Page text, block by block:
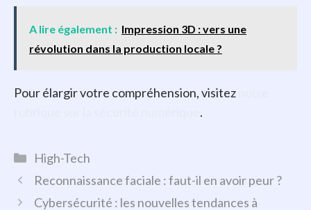
A lire également : Impression 3D : vers une
révolution dans la production locale ?
Pour élargir votre compréhension, visitez
.
Catégories
High-Tech
Reconnaissance faciale : faut-il en avoir peur ?
Cybersécurité : les nouvelles tendances à